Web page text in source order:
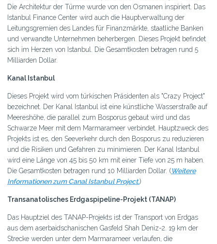
Die Architektur der Türme wurde von den Osmanen inspiriert. Das
Istanbul Finance Center wird auch die Hauptverwaltung der
Leitungsgremien des Landes für Finanzmärkte, staatliche Banken
und verwandte Unternehmen beherbergen. Dieses Projekt befindet
sich im Herzen von Istanbul. Die Gesamtkosten betragen rund 5
Milliarden Dollar.
Kanal Istanbul
Dieses Projekt wird vom türkischen Präsidenten als "Crazy Project"
bezeichnet. Der Kanal Istanbul ist eine künstliche Wasserstraße auf
Meereshöhe, die parallel zum Bosporus gebaut wird und das
Schwarze Meer mit dem Marmarameer verbindet. Hauptzweck des
Projekts ist es, den Seeverkehr durch den Bosporus zu reduzieren
und die Risiken und Gefahren zu minimieren. Der Kanal Istanbul
wird eine Länge von 45 bis 50 km mit einer Tiefe von 25 m haben.
Die Gesamtkosten betragen rund 10 Milliarden Dollar. (Weitere
Informationen zum Canal Istanbul Project.)
Transanatolisches Erdgaspipeline-Projekt (TANAP)
Das Hauptziel des TANAP-Projekts ist der Transport von Erdgas
aus dem aserbaidschanischen Gasfeld Shah Deniz-2. 19 km der
Strecke werden unter dem Marmarameer verlaufen, die